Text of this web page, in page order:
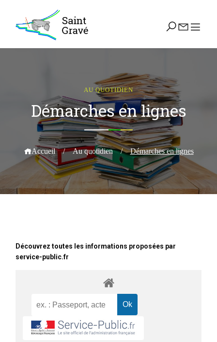
AU QUOTIDIEN
Démarches en lignes
Accueil / Au quotidien / Démarches en lignes
Découvrez toutes les informations proposées par
service-public.fr